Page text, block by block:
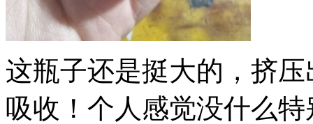
这瓶子还是挺大的，挤
吸收！个人感觉没什么特